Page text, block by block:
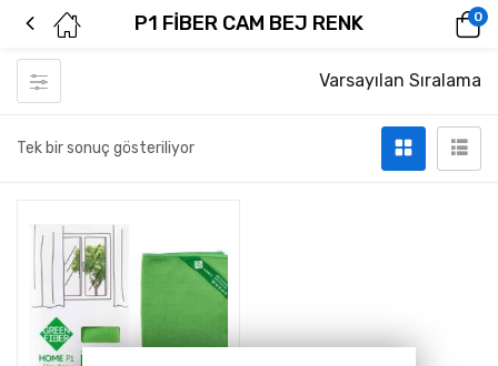
P1 FİBER CAM BEJ RENK 0
Tek bir sonuç gösteriliyor
Varsayılan Sıralama